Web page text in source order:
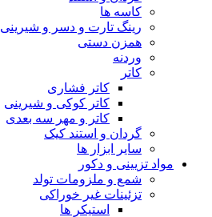
کاسه ها
رینگ تارت و دسر و شیرینی
همزن دستی
وردنه
کاتر
کاتر فشاری
کاتر کوکی و شیرینی
کاتر و مهر سه بعدی
گردان و استند کیک
سایر ابزار ها
مواد تزیینی و دکور
شمع و ملزومات تولد
تزئینات غیر خوراکی
استیکر ها